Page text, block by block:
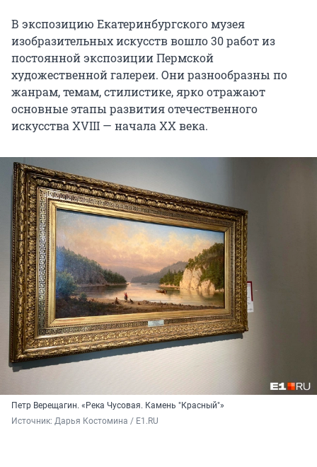
В экспозицию Екатеринбургского музея
изобразительных искусств вошло 30 работ из
постоянной экспозиции Пермской
художественной галереи. Они разнообразны по
жанрам, темам, стилистике, ярко отражают
основные этапы развития отечественного
искусства XVIII — начала XX века.
Петр Верещагин. «Река Чусовая. Камень "Красный"»
Источник: Дарья Костомина / E1.RU